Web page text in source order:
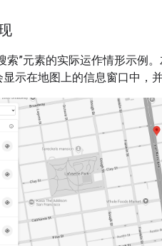
索”元素的实际运作情形示例
示在地图上的信息窗口中，